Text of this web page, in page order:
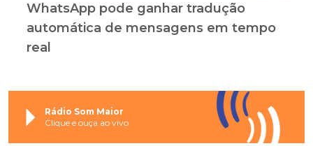
WhatsApp pode ganhar tradução
automática de mensagens em tempo
real
Rádio Som Maior
Clique e ouça ao vivo